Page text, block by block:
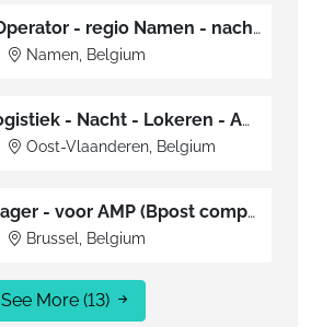
Local Quality Operator - regio Namen - nachtshift - voor AMP (Bpost company)
Namen, Belgium
Teamleader Logistiek - Nacht - Lokeren - AMP (Bpost company)
Oost-Vlaanderen, Belgium
Transport Manager - voor AMP (Bpost company)
Brussel, Belgium
See More (13)